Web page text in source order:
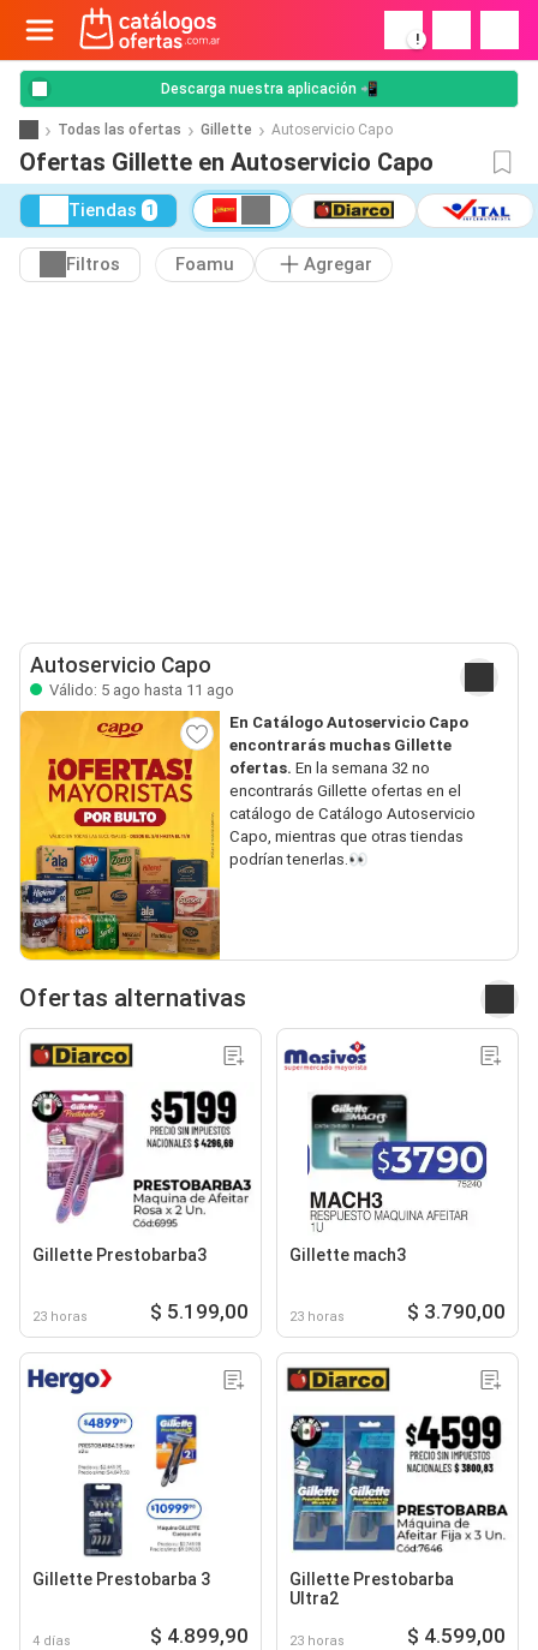
!
Descarga nuestra aplicación 📲
Todas las ofertas Gillette Autoservicio Capo
Ofertas Gillette en Autoservicio Capo
Tiendas 1
Filtros Foamu Agregar
Autoservicio Capo
Válido: 5 ago hasta 11 ago
En Catálogo Autoservicio Capo
encontrarás muchas Gillette
ofertas. En la semana 32 no
encontrarás Gillette ofertas en el
catálogo de Catálogo Autoservicio
Capo, mientras que otras tiendas
podrían tenerlas.👀
Ofertas alternativas
Gillette Prestobarba3
23 horas $ 5.199,00
Gillette mach3
23 horas $ 3.790,00
Gillette Prestobarba 3
4 días $ 4.899,90
Gillette Prestobarba
Ultra2
23 horas $ 4.599,00